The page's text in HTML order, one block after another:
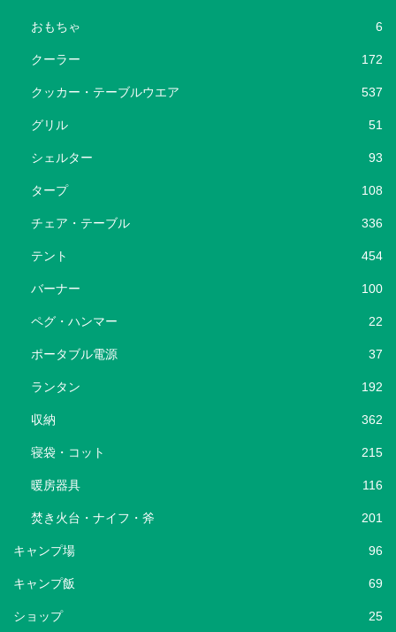
おもちゃ 6
クーラー 172
クッカー・テーブルウエア 537
グリル 51
シェルター 93
タープ 108
チェア・テーブル 336
テント 454
バーナー 100
ペグ・ハンマー 22
ポータブル電源 37
ランタン 192
収納 362
寝袋・コット 215
暖房器具 116
焚き火台・ナイフ・斧 201
キャンプ場 96
キャンプ飯 69
ショップ 25